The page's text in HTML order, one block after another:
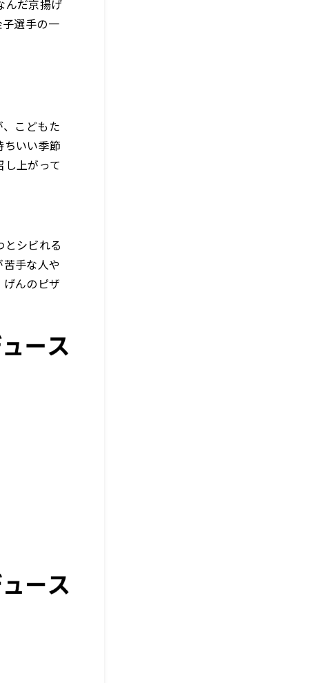
んだ京揚げ
選手の一
こどもた
いい季節
上がって
シビれる
手な人や
んのピザ